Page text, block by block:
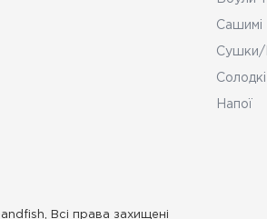
Сашимі
Сушки/
Напої
Всі права захищені